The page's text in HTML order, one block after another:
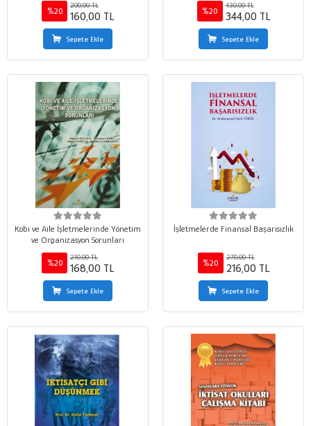
%20
200,00 TL
160,00 TL
Sepete Ekle
%20
430,00 TL
344,00 TL
Sepete Ekle
Kobi ve Aile İşletmelerinde Yönetim
ve Organizasyon Sorunları
%20
210,00 TL
168,00 TL
Sepete Ekle
İşletmelerde Finansal Başarısızlık
%20
270,00 TL
216,00 TL
Sepete Ekle